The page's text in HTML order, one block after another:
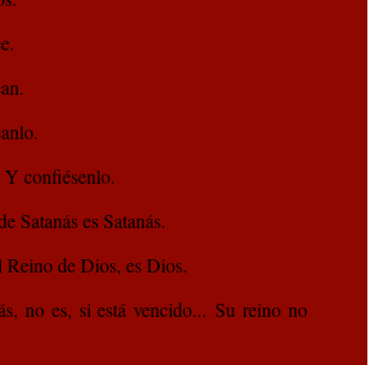
Y confiésenlo.
Satanás es Satanás.
Reino de Dios, es Dios.
no es, si está vencido... Su reino no